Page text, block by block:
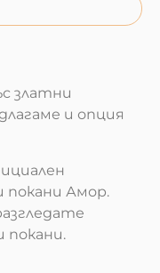
златни
и опция
Амор.
покани.